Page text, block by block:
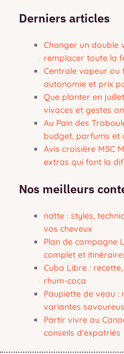
Derniers articles
Changer un double
remplacer toute la
Centrale vapeur ou
autonomie et prix
Que planter en
vivaces et gestes
Au Pain des
budget, parfums et
Avis croisière MSC
extras qui font la
Nos meilleurs
natte : styles,
vos cheveux
Plan de campagne
complet et
Cuba Libre :
rhum-coca
Paupiette de veau
variantes
Partir vivre au
conseils d'expatriés